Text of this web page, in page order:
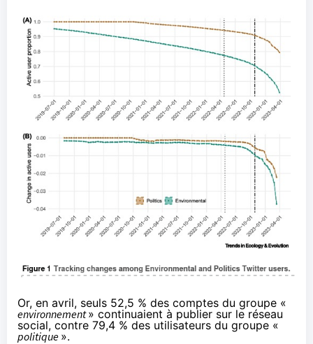
Or, en avril, seuls 52,5 % des comptes du groupe «
environnement» continuaient à publier sur le réseau
social, contre 79,4 % des utilisateurs du groupe «
politique ».